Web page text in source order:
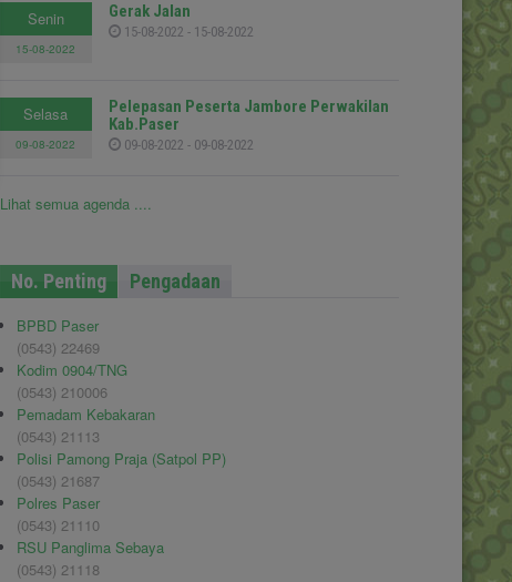
Senin
15-08-2022
Gerak Jalan
15-08-2022 - 15-08-2022
Selasa
09-08-2022
Pelepasan Peserta Jambore Perwakilan
Kab.Paser
09-08-2022 - 09-08-2022
Lihat semua agenda ....
No. Penting Pengadaan
BPBD Paser
(0543) 22469
Kodim 0904/TNG
(0543) 210006
Pemadam Kebakaran
(0543) 21113
Polisi Pamong Praja (Satpol PP)
(0543) 21687
Polres Paser
(0543) 21110
RSU Panglima Sebaya
(0543) 21118